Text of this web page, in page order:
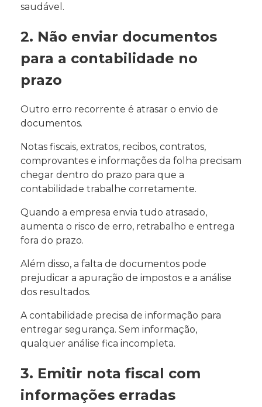
saudável.
2. Não enviar documentos
para a contabilidade no
prazo
Outro erro recorrente é atrasar o envio de
documentos.
Notas fiscais, extratos, recibos, contratos,
comprovantes e informações da folha precisam
chegar dentro do prazo para que a
contabilidade trabalhe corretamente.
Quando a empresa envia tudo atrasado,
aumenta o risco de erro, retrabalho e entrega
fora do prazo.
Além disso, a falta de documentos pode
prejudicar a apuração de impostos e a análise
dos resultados.
A contabilidade precisa de informação para
entregar segurança. Sem informação,
qualquer análise fica incompleta.
3. Emitir nota fiscal com
informações erradas